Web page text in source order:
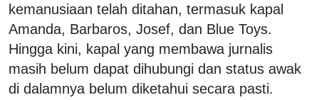
kemanusiaan telah ditahan, termasuk kapal
Amanda, Barbaros, Josef, dan Blue Toys.
Hingga kini, kapal yang membawa jurnalis
masih belum dapat dihubungi dan status awak
di dalamnya belum diketahui secara pasti.